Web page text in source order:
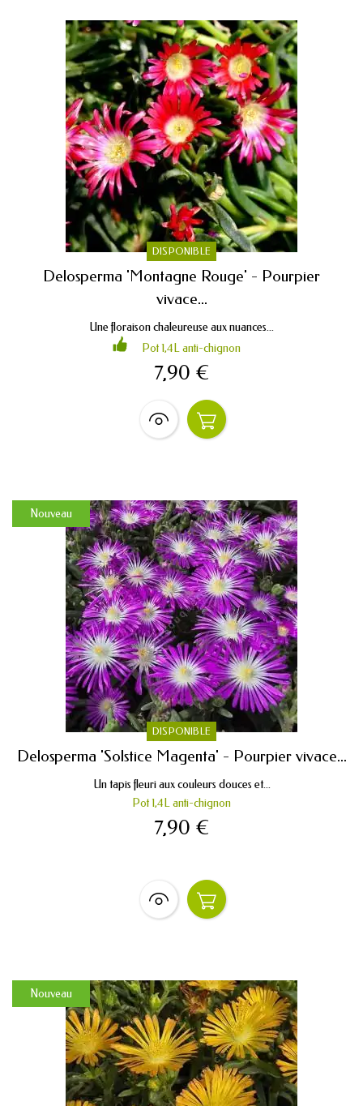
DISPONIBLE
Delosperma 'Montagne Rouge' - Pourpier
vivace...
Une floraison chaleureuse aux nuances...
Pot 1,4L anti-chignon
7,90 €
Nouveau
DISPONIBLE
Delosperma 'Solstice Magenta' - Pourpier vivace...
Un tapis fleuri aux couleurs douces et...
Pot 1,4L anti-chignon
7,90 €
Nouveau